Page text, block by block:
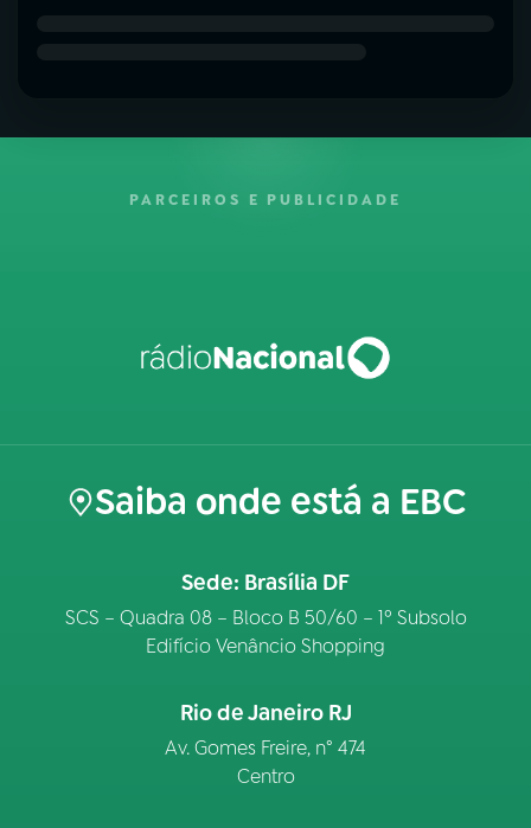
PARCEIROS E PUBLICIDADE
Saiba onde está a EBC
Sede: Brasília DF
SCS – Quadra 08 – Bloco B 50/60 – 1º Subsolo
Edifício Venâncio Shopping
Rio de Janeiro RJ
Av. Gomes Freire, n° 474
Centro